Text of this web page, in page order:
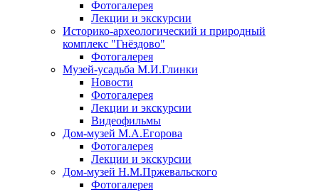
Фотогалерея
Лекции и экскурсии
Историко-археологический и природный
комплекс "Гнёздово"
Фотогалерея
Музей-усадьба М.И.Глинки
Новости
Фотогалерея
Лекции и экскурсии
Видеофильмы
Дом-музей М.А.Егорова
Фотогалерея
Лекции и экскурсии
Дом-музей Н.М.Пржевальского
Фотогалерея